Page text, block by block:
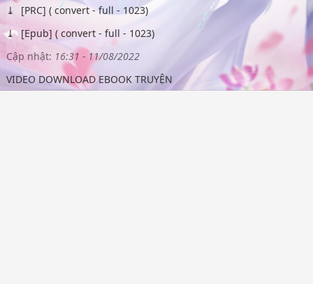
[PRC] ( convert - full - 1023)
[Epub] ( convert - full - 1023)
Cập nhật: 16:31 - 11/08/2022
VIDEO DOWNLOAD EBOOK TRUYỆN